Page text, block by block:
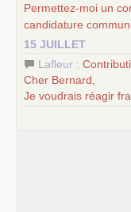
Permettez-moi un
candidature
15 JUILLET
Lafleur :
Cher Bernard,
Je voudrais réagir